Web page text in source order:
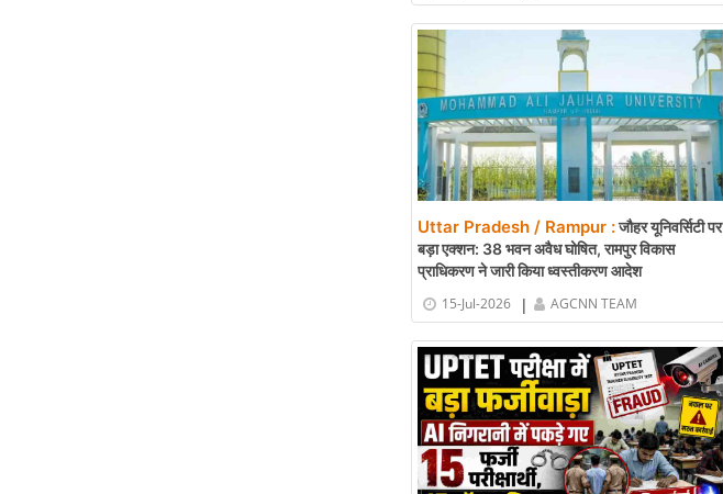
Uttar Pradesh / Rampur :जौहर यूनिवर्सिटी पर
बड़ा एक्शन: 38 भवन अवैध घोषित, रामपुर विकास
प्राधिकरण ने जारी किया ध्वस्तीकरण आदेश
15-Jul-2026
| AGCNN TEAM